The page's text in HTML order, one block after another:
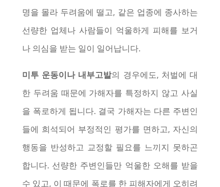
명을 몰라 두려움에 떨고, 같은 업종에 종사하는
선량한 업체나 사람들이 억울하게 피해를 보거
나 의심을 받는 일이 일어납니다.
미투 운동이나 내부고발의 경우에도, 처벌에 대
한 두려움 때문에 가해자를 특정하지 않고 사실
을 폭로하게 됩니다. 결국 가해자는 다른 주변인
들에 희석되어 부정적인 평가를 면하고, 자신의
행동을 반성하고 교정할 필요를 느끼지 못하곤
합니다. 선량한 주변인들만 억울한 오해를 받을
수 있고, 이 때문에 폭로를 한 피해자에게 오히려